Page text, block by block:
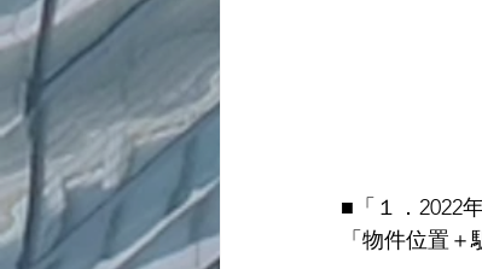
■ 「１．2022
「物件位置＋